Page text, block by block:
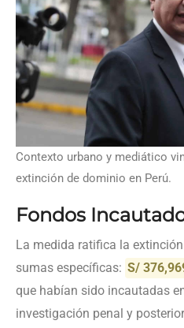
Contexto urbano y mediático
extinción de dominio en Perú.
Fondos
La medida ratifica la
sumas específicas: S/
que habían sido incautadas
investigación penal y